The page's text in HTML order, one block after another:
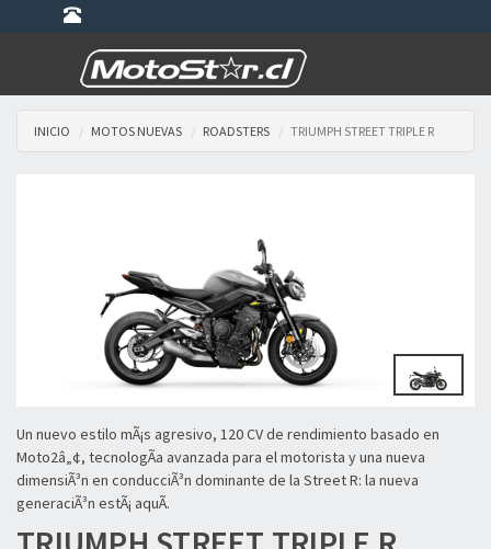
INICIO MOTOS NUEVAS ROADSTERS TRIUMPH STREET TRIPLE R
Un nuevo estilo mÃ¡s agresivo, 120 CV de rendimiento basado en
Moto2â„¢, tecnologÃ­a avanzada para el motorista y una nueva
dimensiÃ³n en conducciÃ³n dominante de la Street R: la nueva
generaciÃ³n estÃ¡ aquÃ­.